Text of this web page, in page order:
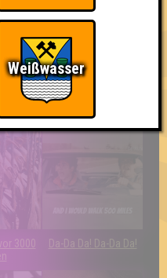
bei
Nerven aus Stahl
3000
Da-Da Da! Da-Da Da!
Weißwasser